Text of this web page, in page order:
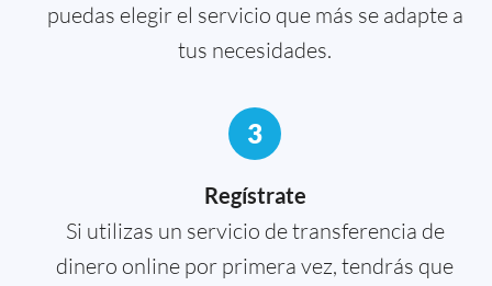
puedas elegir el servicio que más se adapte a
tus necesidades.
3
Regístrate
Si utilizas un servicio de transferencia de
dinero online por primera vez, tendrás que